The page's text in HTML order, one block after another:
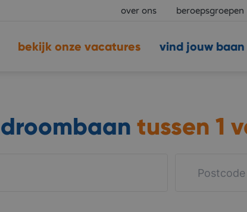
over ons beroepsgroepen
vind jouw baan
bekijk onze vacatures
tussen 1